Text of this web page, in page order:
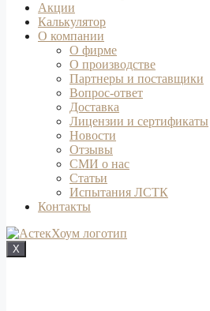
Акции
Калькулятор
О компании
О фирме
О производстве
Партнеры и поставщики
Вопрос-ответ
Доставка
Лицензии и сертификаты
Новости
Отзывы
СМИ о нас
Статьи
Испытания ЛСТК
Контакты
X